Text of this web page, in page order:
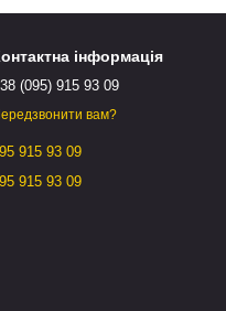
інформація
(095) 915 93 09
вам?
915 93 09
915 93 09